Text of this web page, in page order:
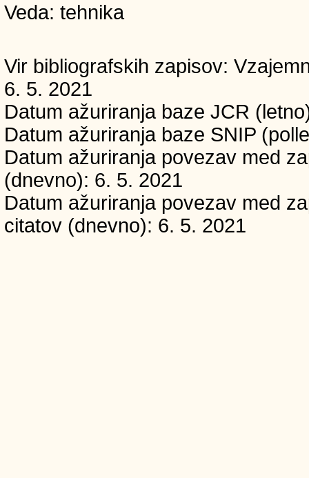
Veda: tehnika
Vir bibliografskih zapisov:
6. 5. 2021
Datum ažuriranja baze JCR
Datum ažuriranja baze SNIP
Datum ažuriranja povezav med
(dnevno): 6. 5. 2021
Datum ažuriranja povezav med
citatov (dnevno): 6. 5. 2021